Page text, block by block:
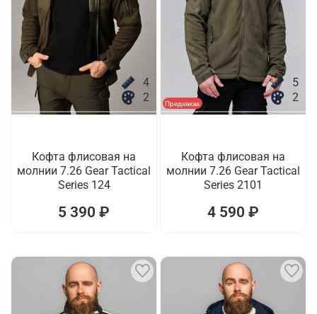
4
2
Кофта флисовая на
молнии 7.26 Gear Tactical
Series 124
5 390 ₽
Предзаказ
5
2
Кофта флисовая на
молнии 7.26 Gear Tactical
Series 2101
4 590 ₽